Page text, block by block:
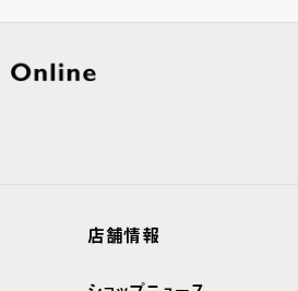
店舗情報